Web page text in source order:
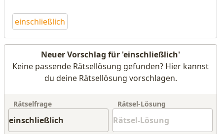
einschließlich
Neuer Vorschlag für 'einschließlich'
Keine passende Rätsellösung gefunden? Hier kannst
du deine Rätsellösung vorschlagen.
Rätselfrage Rätsel-Lösung